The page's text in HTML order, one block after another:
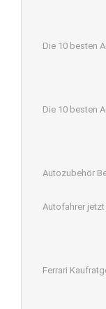
Die 10 besten
Die 10 besten
Autozubehör
Autofahrer
Ferrari